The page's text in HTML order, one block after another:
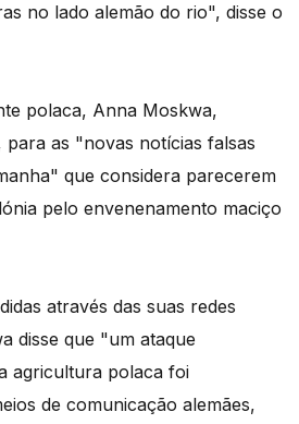
no lado alemão do rio", disse o
polaca, Anna Moskwa,
as "novas notícias falsas
que considera parecerem
pelo envenenamento maciço
através das suas redes
disse que "um ataque
agricultura polaca foi
de comunicação alemães,